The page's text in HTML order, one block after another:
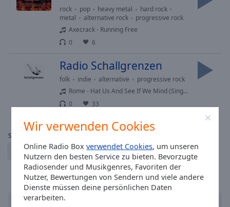
Wir verwenden Cookies
Online Radio Boxverwendet Cookies, um unseren
Nutzern den besten Service zu bieten. Bevorzugte
Radiosender und Musikgenres, Favoriten der
Nutzer, Bewertungen von Sendern und viele andere
Dienste müssen deine persönlichen Daten
verarbeiten.
rock pop heavy metal
hard rock
metal
alternative rock
progressive rock
Axecrack - Running Free
0
6
Radio Schallgrenzen
folk indie alternative
progressive rock
Rome - Hat Us And See If We Mind (Single)
0
33
Seite:
2 ← vorherige der nächste →